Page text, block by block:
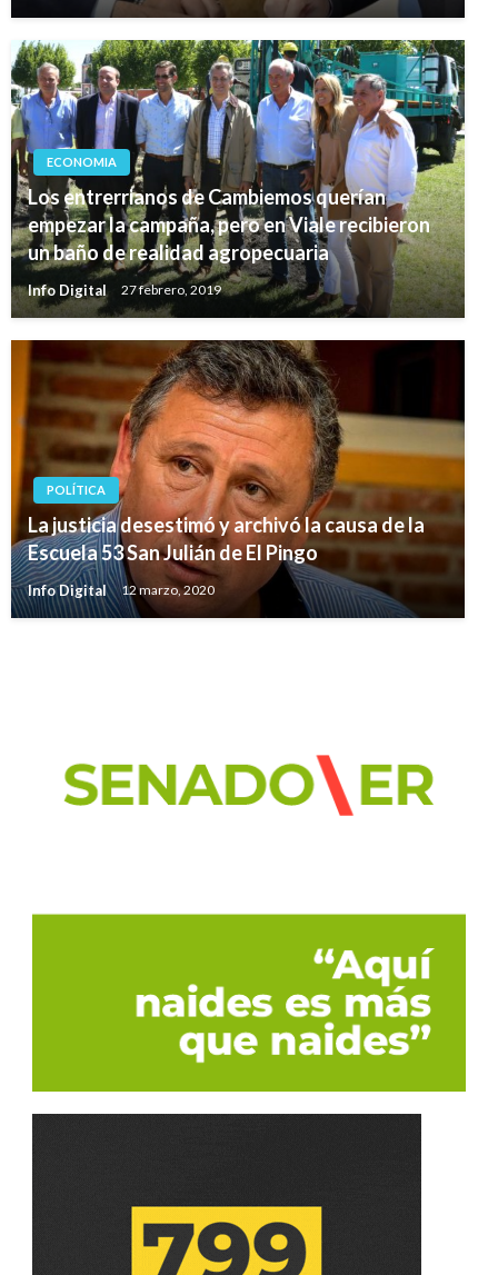
ECONOMIA
Los entrerrianos de Cambiemos querían
empezar la campaña, pero en Viale recibieron
un baño de realidad agropecuaria
Info Digital 27 febrero, 2019
POLÍTICA
La justicia desestimó y archivó la causa de la
Escuela 53 San Julián de El Pingo
Info Digital 12 marzo, 2020